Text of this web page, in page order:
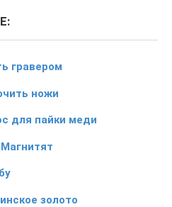
гравером
ножи
для пайки меди
золото